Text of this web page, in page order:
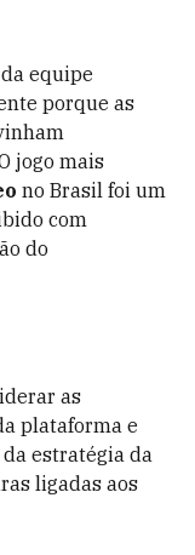
equipe
porque as
jogo mais
no Brasil foi um
com
do
as
plataforma e
estratégia da
ligadas aos